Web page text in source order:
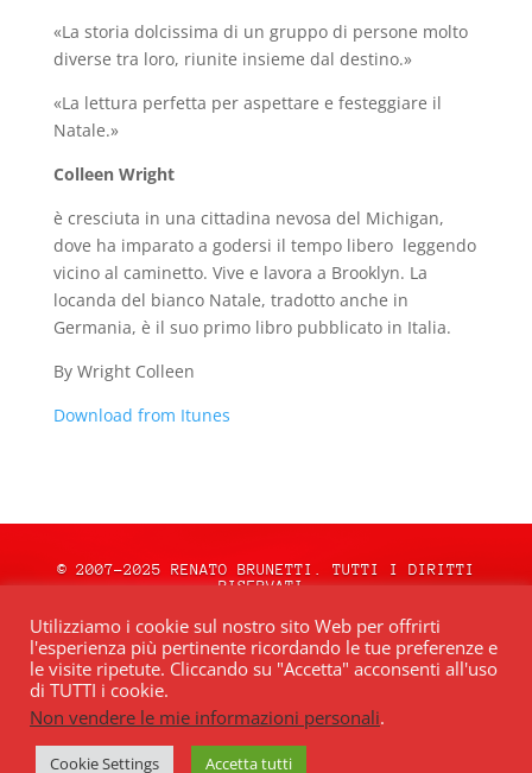
«La storia dolcissima di un gruppo di persone molto
diverse tra loro, riunite insieme dal destino.»
«La lettura perfetta per aspettare e festeggiare il
Natale.»
Colleen Wright
è cresciuta in una cittadina nevosa del Michigan,
dove ha imparato a godersi il tempo libero leggendo
vicino al caminetto. Vive e lavora a Brooklyn. La
locanda del bianco Natale, tradotto anche in
Germania, è il suo primo libro pubblicato in Italia.
By Wright Colleen
Download from Itunes
© 2007-2025 RENATO BRUNETTI. TUTTI I DIRITTI
RISERVATI.
natale.oceweb.it è ospitato da:
OCEWeb
Network| POWERED BY BRWeb.it |
PRIVACY
POLICY
Quest’opera è distribuita con Licenza
commerciale – Non opere derivate 4.0
Utilizziamo i cookie sul nostro sito Web per offrirti
l'esperienza più pertinente ricordando le tue preferenze e
le visite ripetute. Cliccando su "Accetta" acconsenti all'uso
di TUTTI i cookie.
Non vendere le mie informazioni personali.
Cookie Settings Accetta tutti